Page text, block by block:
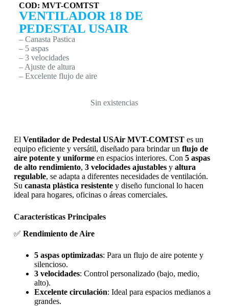
COD: MVT-COMTST
VENTILADOR 18 DE
PEDESTAL USAIR
– Canasta Pastica
– 5 aspas
– 3 velocidades
– Ajuste de altura
– Excelente flujo de aire
Sin existencias
El Ventilador de Pedestal USAir MVT-COMTSTes un
equipo eficiente y versátil, diseñado para brindar un flujo de
aire potente y uniformeen espacios interiores. Con 5 aspas
de alto rendimiento, 3 velocidades ajustablesy altura
regulable, se adapta a diferentes necesidades de ventilación.
Su canasta plástica resistentey diseño funcional lo hacen
ideal para hogares, oficinas o áreas comerciales.
Características Principales
✅ Rendimiento de Aire
5 aspas optimizadas: Para un flujo de aire potente y
silencioso.
3 velocidades: Control personalizado (bajo, medio,
alto).
Excelente circulación: Ideal para espacios medianos a
grandes.